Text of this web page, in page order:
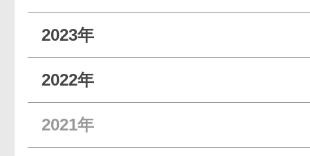
2023年
2022年
2021年